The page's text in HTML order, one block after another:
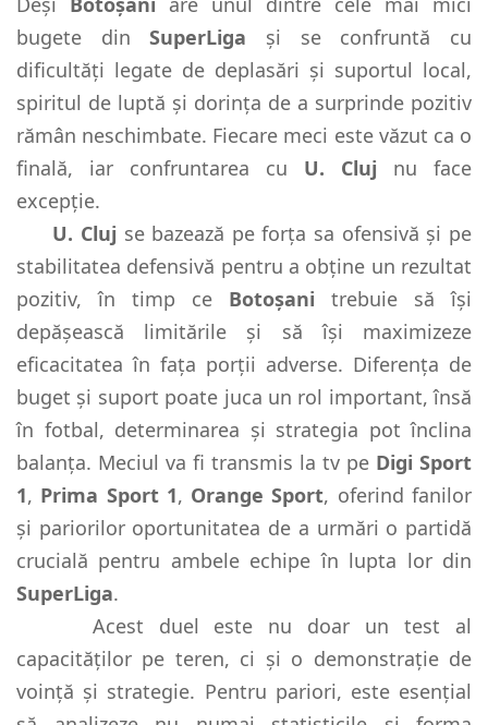
bugete dinSuperLiga și se confruntă cu
dificultăți legate de deplasări și suportul local,
spiritul de luptă și dorința de a surprinde pozitiv
rămân neschimbate. Fiecare meci este văzut ca o
finală, iar confruntarea cu U. Cluj nu face
excepție.
U. Cluj se bazează pe forța sa ofensivă și pe
stabilitatea defensivă pentru a obține un rezultat
pozitiv, în timp ce Botoșani trebuie să își
depășească limitările și să își maximizeze
eficacitatea în fața porții adverse. Diferența de
buget și suport poate juca un rol important, însă
în fotbal, determinarea și strategia pot înclina
balanța. Meciul va fi transmis la tv pe Digi Sport
1, Prima Sport 1, Orange Sport, oferind fanilor
și pariorilor oportunitatea de a urmări o partidă
crucială pentru ambele echipe în lupta lor din
SuperLiga.
Acest duel este nu doar un test al
capacităților pe teren, ci și o demonstrație de
voință și strategie. Pentru pariori, este esențial